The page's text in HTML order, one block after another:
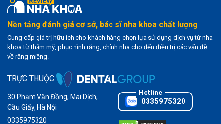
Nền tảng đánh giá cơ sở, bác sĩ nha khoa chất lượng
Cung cấp giá trị hữu ích cho khách hàng chọn lựa sử dụng dịch vụ từ nha
khoa từ thẩm mỹ, phục hình răng, chỉnh nha cho đến điều trị các vấn đề
về răng miệng.
TRỰC THUỘC
30 Phạm Văn Đồng, Mai Dịch,
Cầu Giấy, Hà Nội
0335975320
0335975320